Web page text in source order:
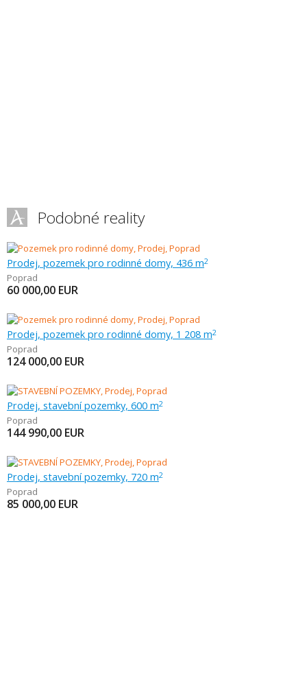
Podobné reality
Prodej, pozemek pro rodinné domy, 436 m2
Poprad
60 000,00 EUR
Prodej, pozemek pro rodinné domy, 1 208 m2
Poprad
124 000,00 EUR
Prodej, stavební pozemky, 600 m2
Poprad
144 990,00 EUR
Prodej, stavební pozemky, 720 m2
Poprad
85 000,00 EUR